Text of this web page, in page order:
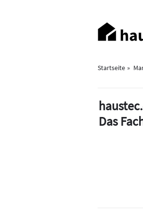
Haupt-
Startseite
Das